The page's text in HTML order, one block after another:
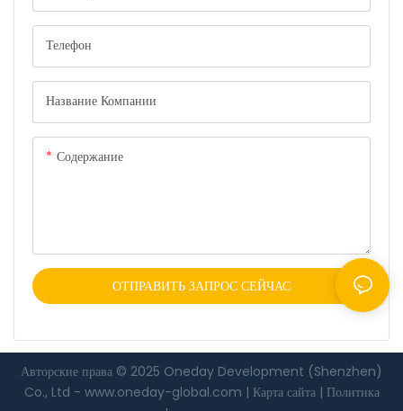
Телефон
Название Компании
Содержание
ОТПРАВИТЬ ЗАПРОС СЕЙЧАС
Авторские права © 2025 Oneday Development (Shenzhen)
Co., Ltd - www.oneday-global.com | Карта сайта | Политика